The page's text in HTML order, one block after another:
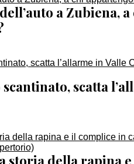
a Zubiena, a
scatta
storia della rapina